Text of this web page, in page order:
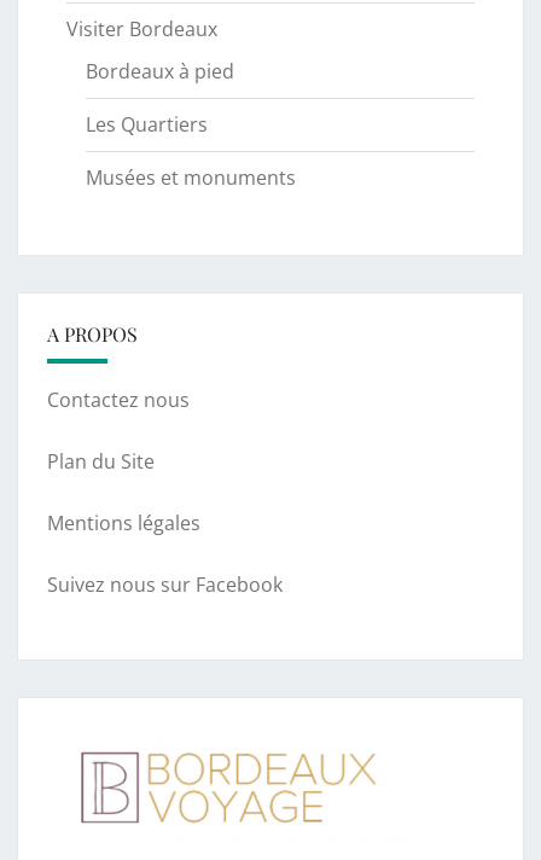
Visiter Bordeaux
Bordeaux à pied
Les Quartiers
Musées et monuments
A PROPOS
Contactez nous
Plan du Site
Mentions légales
Suivez nous sur Facebook